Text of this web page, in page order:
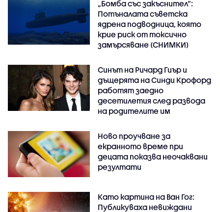
„Бомба със закъснител“:
Потъналата съветска
ядрена подводница, която
крие риск от токсично
замърсяване (СНИМКИ)
Синът на Ричард Гиър и
дъщерята на Синди Крофорд
работят заедно
десетилетия след развода
на родителите им
Ново проучване за
екранното време при
децата показва неочаквани
резултати
Като картина на Ван Гог:
Публикуваха невиждани